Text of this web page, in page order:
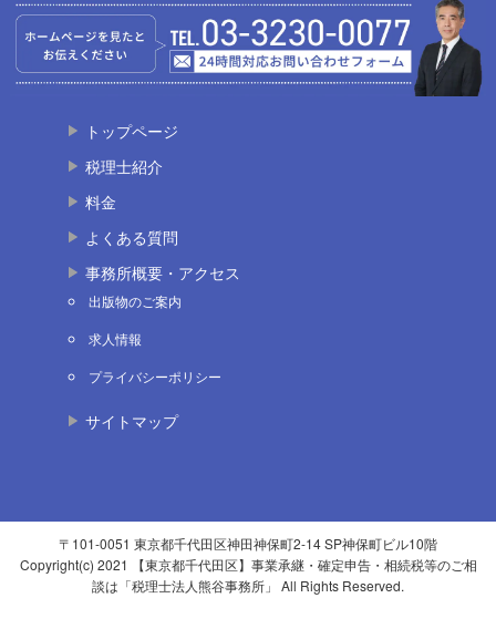
トップページ
税理士紹介
料金
よくある質問
事務所概要・アクセス
出版物のご案内
求人情報
プライバシーポリシー
サイトマップ
〒101-0051 東京都千代田区神田神保町2-14 SP神保町ビル10階
Copyright(c) 2021 【東京都千代田区】事業承継・確定申告・相続税等のご相
談は「税理士法人熊谷事務所」 All Rights Reserved.